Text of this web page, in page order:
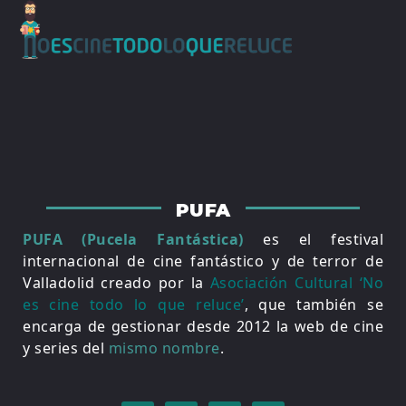
PUFA
PUFA (Pucela Fantástica) es el festival
internacional de cine fantástico y de terror de
Valladolid creado por la Asociación Cultural ‘No
es cine todo lo que reluce’, que también se
encarga de gestionar desde 2012 la web de cine
y series del mismo nombre.